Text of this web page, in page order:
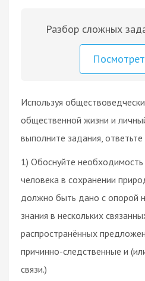
Разбор сложных
Используя
общественной жизни и
выполните задания, ответьте
1) Обоснуйте необходимость
человека в сохранении
должно быть дано с опорой
знания в нескольких
распространённых
причинно-следственные и
связи.)